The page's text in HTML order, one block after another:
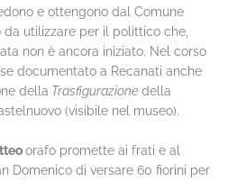
e ottengono dal Comune
utilizzare per il polittico che,
non è ancora iniziato. Nel corso
documentato a Recanati anche
della Trasfigurazione della
(visibile nel museo).
orafo promette ai frati e al
Domenico di versare 60 fiorini per